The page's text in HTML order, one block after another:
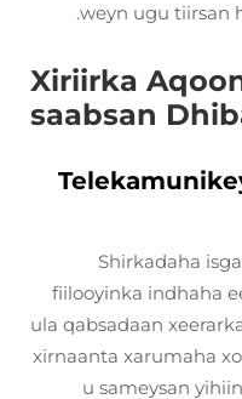
weyn ugu tiirsan
Xiriirka
saabsan
Shirkadaha
fiilooyinka indhaha
ula qabsadaan
xirnaanta xarumaha
u sameysan